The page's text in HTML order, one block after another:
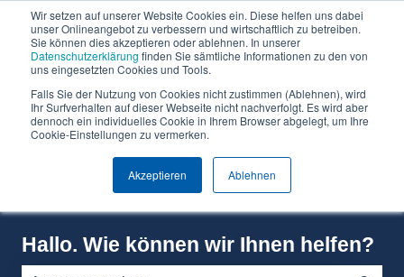
Wir setzen auf unserer Website Cookies ein. Diese helfen uns dabei
unser Onlineangebot zu verbessern und wirtschaftlich zu betreiben.
Sie können dies akzeptieren oder ablehnen. In unserer
Datenschutzerklärung finden Sie sämtliche Informationen zu den von
uns eingesetzten Cookies und Tools.
Falls Sie der Nutzung von Cookies nicht zustimmen (Ablehnen), wird
Ihr Surfverhalten auf dieser Webseite nicht nachverfolgt. Es wird aber
dennoch ein individuelles Cookie in Ihrem Browser abgelegt, um Ihre
Cookie-Einstellungen zu vermerken.
Akzeptieren Ablehnen
DeutschUntermenü für Übersetzungen anzeigen
Warum
Can
Do?
Software
Über
Can
Do
Hallo. Wie können wir Ihnen helfen?